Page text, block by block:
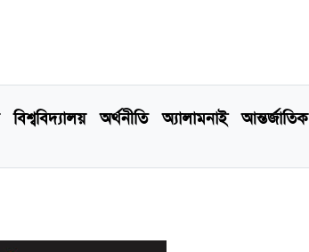
বিশ্ববিদ্যালয় অর্থনীতি অ্যালামনাই আন্তর্জাতিক